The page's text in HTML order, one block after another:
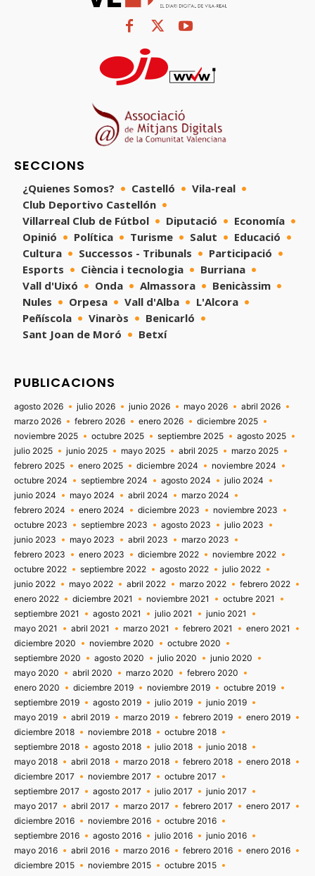
SECCIONS
¿Quienes Somos? Castelló
Vila-real
Club Deportivo Castellón
Villarreal Club de Fútbol
Diputació
Economía
Opinió
Política Turisme Salut
Educació
Cultura
Successos - Tribunals
Participació
Esports
Ciència i tecnologia
Burriana
Vall d'Uixó
Onda Almassora
Benicàssim
Nules
Orpesa Vall d'Alba
L'Alcora
Peñíscola
Vinaròs
Benicarló
Sant Joan de Moró
Betxí
PUBLICACIONS
agosto 2026 julio 2026 junio 2026 mayo 2026
abril 2026
marzo 2026
febrero 2026 enero 2026
diciembre 2025
noviembre 2025
octubre 2025 septiembre 2025
agosto 2025
julio 2025
junio 2025 mayo 2025 abril 2025
marzo 2025
febrero 2025
enero 2025 diciembre 2024
noviembre 2024
octubre 2024
septiembre 2024 agosto 2024
julio 2024
junio 2024
mayo 2024 abril 2024
marzo 2024
febrero 2024
enero 2024 diciembre 2023
noviembre 2023
octubre 2023
septiembre 2023 agosto 2023
julio 2023
junio 2023
mayo 2023 abril 2023
marzo 2023
febrero 2023
enero 2023 diciembre 2022
noviembre 2022
octubre 2022
septiembre 2022 agosto 2022
julio 2022
junio 2022
mayo 2022 abril 2022 marzo 2022
febrero 2022
enero 2022
diciembre 2021 noviembre 2021
octubre 2021
septiembre 2021
agosto 2021 julio 2021
junio 2021
mayo 2021
abril 2021 marzo 2021 febrero 2021
enero 2021
diciembre 2020
noviembre 2020
octubre 2020
septiembre 2020
agosto 2020 julio 2020
junio 2020
mayo 2020
abril 2020 marzo 2020
febrero 2020
enero 2020
diciembre 2019 noviembre 2019
octubre 2019
septiembre 2019
agosto 2019 julio 2019
junio 2019
mayo 2019
abril 2019 marzo 2019 febrero 2019
enero 2019
diciembre 2018
noviembre 2018
octubre 2018
septiembre 2018
agosto 2018 julio 2018
junio 2018
mayo 2018
abril 2018 marzo 2018 febrero 2018
enero 2018
diciembre 2017
noviembre 2017
octubre 2017
septiembre 2017
agosto 2017 julio 2017
junio 2017
mayo 2017
abril 2017 marzo 2017 febrero 2017
enero 2017
diciembre 2016
noviembre 2016
octubre 2016
septiembre 2016
agosto 2016 julio 2016
junio 2016
mayo 2016
abril 2016 marzo 2016 febrero 2016
enero 2016
diciembre 2015
noviembre 2015
octubre 2015